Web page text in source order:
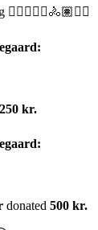
250 kr.
donated 500 kr.